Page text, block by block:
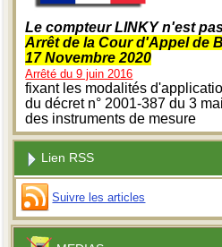
Le compteur LINKY n'est
Arrêt de la Cour d'Appel de
17 Novembre 2020
Arrêté du 9 juin 2016
fixant les modalités
du décret n° 2001-387 du 3
des instruments de mesure
Lien RSS
Suivre les articles